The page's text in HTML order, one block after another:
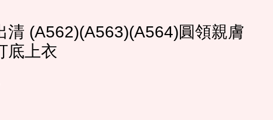
清 (A562)(A563)(A564)圓領親膚
底上衣